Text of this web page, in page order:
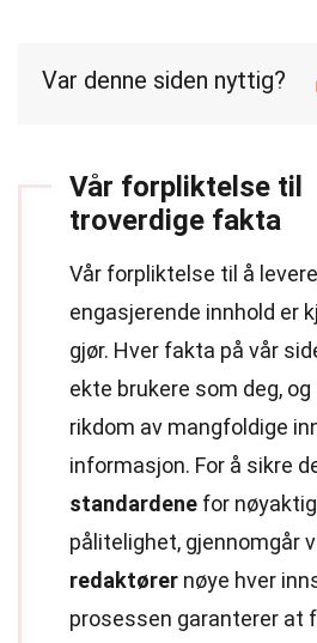
Var denne siden nyttig?
Vår forpliktelse til
troverdige fakta
Vår forpliktelse til å
engasjerende innhold er
gjør. Hver fakta på vår
ekte brukere som deg, og
rikdom av mangfoldige
informasjon. For å sikre
standardene for
pålitelighet, gjennomgår
redaktører nøye hver
prosessen garanterer at